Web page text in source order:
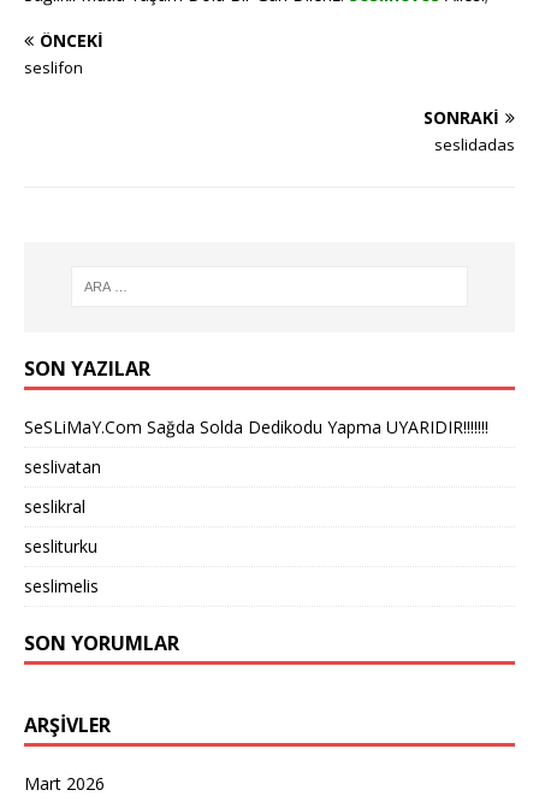
ÖNCEKI
seslifon
SONRAKI
seslidadas
SON YAZILAR
SeSLiMaY.Com Sağda Solda Dedikodu Yapma UYARIDIR!!!!!!!
seslivatan
seslikral
sesliturku
seslimelis
SON YORUMLAR
ARŞIVLER
Mart 2026